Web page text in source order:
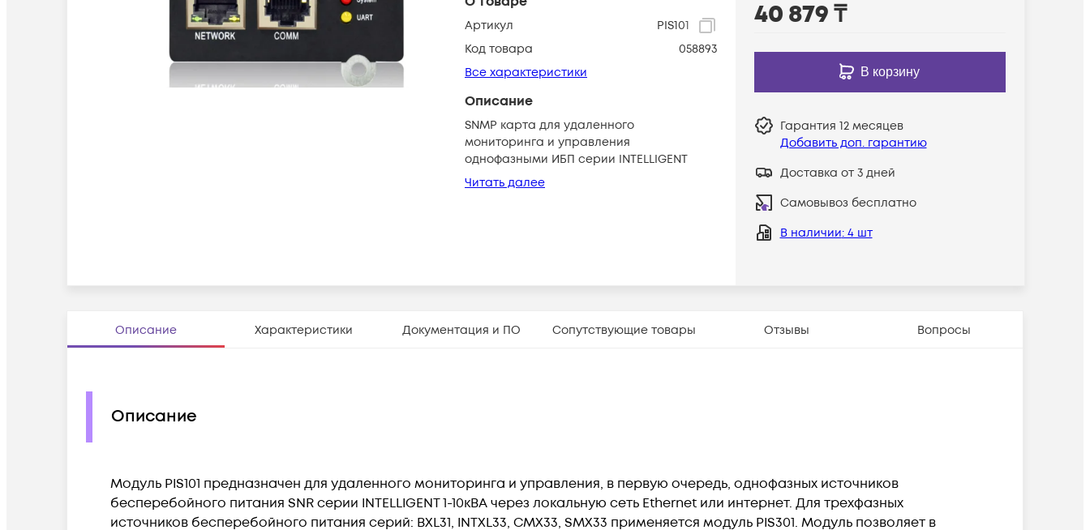
Артикул
PIS101
Код товара
058893
Все характеристики
Описание
SNMP карта для удаленного
мониторинга и управления
однофазными ИБП серии INTELLIGENT
Читать далее
40 879₸
В корзину
Гарантия 12 месяцев
Добавить доп. гарантию
Доставка от 3 дней
Самовывоз бесплатно
В наличии: 4 шт
Описание Характеристики Документация и ПО Сопутствующие товары Отзывы Вопросы
Описание
Модуль PIS101 предназначен для удаленного мониторинга и управления, в первую очередь, однофазных источников
бесперебойного питания SNR серии INTELLIGENT 1-10кВА через локальную сеть Ethernet или интернет. Для трехфазных
источников бесперебойного питания серий: BXL31, INTXL33, CMX33, SMX33 применяется модуль PIS301. Модуль позволяет в